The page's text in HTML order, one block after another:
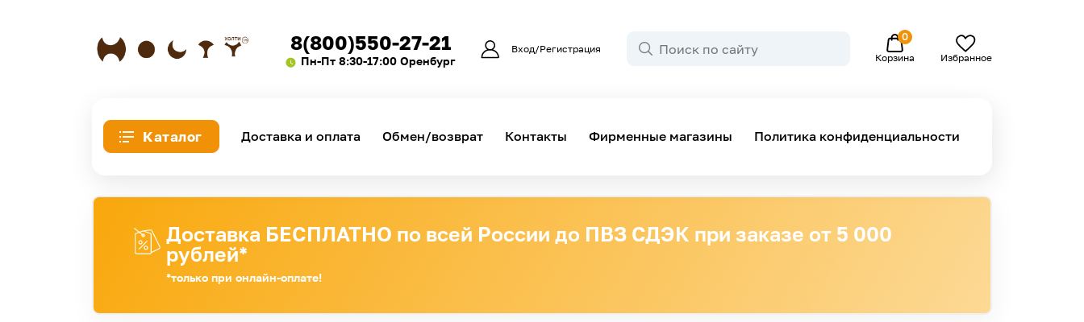
8(800)550-27-21
Пн-Пт 8:30-17:00 Оренбург
Вход/Регистрация
0
Корзина Избранное
Каталог Доставка и оплата Обмен/возврат Контакты Фирменные магазины Политика конфиденциальности
Доставка БЕСПЛАТНО по всей России до ПВЗ СДЭК при заказе от 5 000
рублей*
*только при онлайн-оплате!